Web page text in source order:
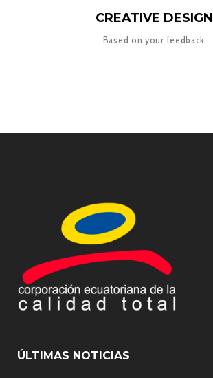
CREATIVE DESIGN
Based on your feedback
ÚLTIMAS NOTICIAS